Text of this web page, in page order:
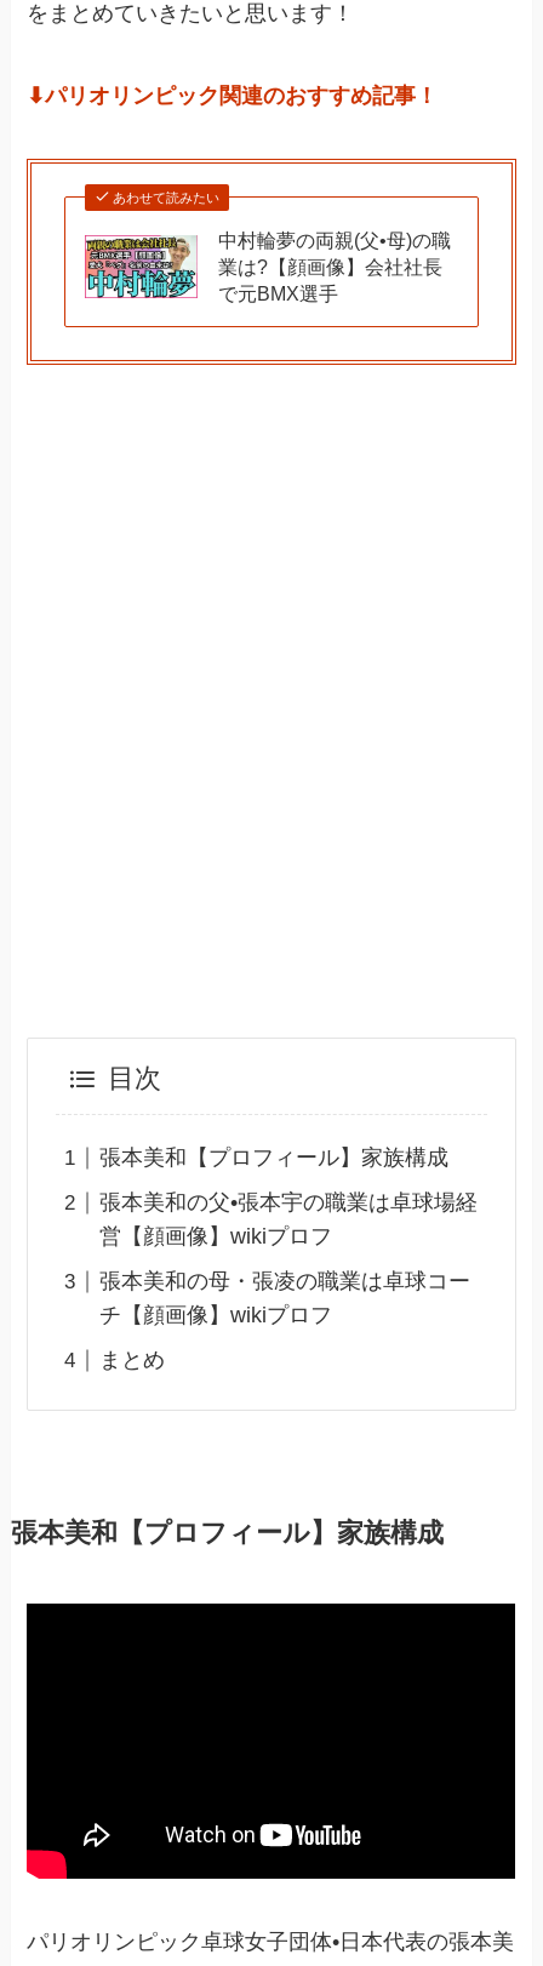
をまとめていきたいと思います！
⬇︎パリオリンピック関連のおすすめ記事！
あわせて読みたい
中村輪夢の両親(父•母)の職
業は?【顔画像】会社社長
で元BMX選手
目次
張本美和【プロフィール】家族構成
張本美和の父•張本宇の職業は卓球場経
営【顔画像】wikiプロフ
張本美和の母・張凌の職業は卓球コー
チ【顔画像】wikiプロフ
まとめ
張本美和【プロフィール】家族構成
パリオリンピック卓球女子団体•日本代表の張本美